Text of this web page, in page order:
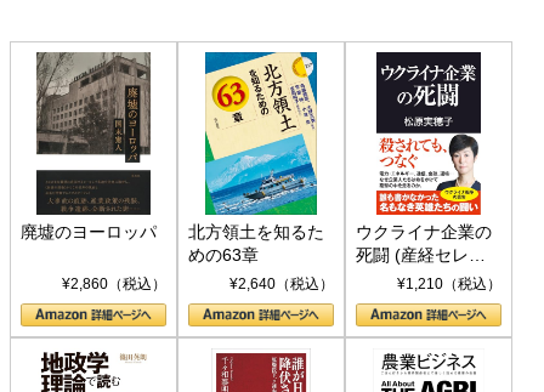
廃墟のヨーロッパ
¥2,860（税込）
北方領土を知るた
めの63章
¥2,640（税込）
ウクライナ企業の
死闘 (産経セレク
ト S 039)¥1,210（税込）